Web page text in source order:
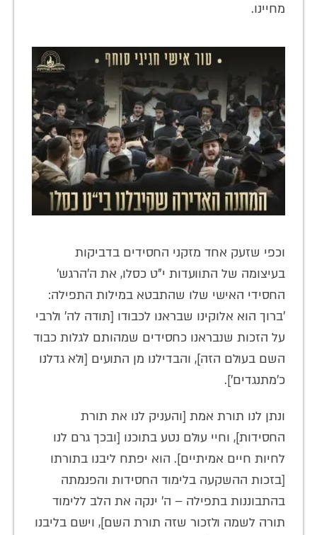
מחיינו.
וכפי שזעק אחד מזקני החסידים בדביקות
בעיצומה של התוועדות י"ט כסלו, את ה'הרגש'
החסידי האישי שלו שהתבטא במילות התפילה:
'ברוך הוא אלוקינו שבראנו לכבודו [תודה לה' ולרבי
על הזכות שנבראנו כחסידים שמהותם לגלות כבוד
השם בעולם הזה], והבדילנו מן התועים [ולא גדלנו
כ'מתנגדים'].
ונתן לנו תורת אמת [והעניק לנו את תורת
החסידות], וחיי עולם נטע בתוכנו [ובכך גרם לנו
לחיות חיים אמיתיים]. הוא יפתח ליבנו בתורתו
[בזכות ההשקעה בלימוד החסידות והפנמתה
בהתבוננות בתפילה – ה' ינקה את הלב ללימוד
תורה לשמה ולזכור שזה תורת השם], וישם בליבנו